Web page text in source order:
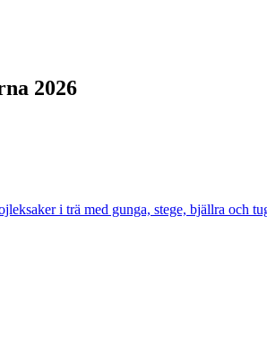
na 2026
i trä med gunga, stege, bjällra och